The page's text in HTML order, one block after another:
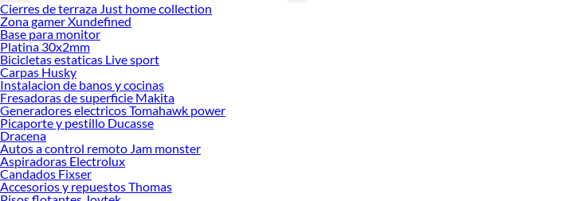
Cierres de terraza Just home collection
Zona gamer Xundefined
Base para monitor
Platina 30x2mm
Bicicletas estaticas Live sport
Carpas Husky
Instalacion de banos y cocinas
Fresadoras de superficie Makita
Generadores electricos Tomahawk power
Picaporte y pestillo Ducasse
Dracena
Autos a control remoto Jam monster
Aspiradoras Electrolux
Candados Fixser
Accesorios y repuestos Thomas